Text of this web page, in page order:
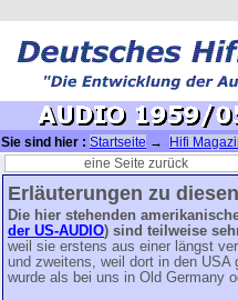
Sie sind hier : Startseite → Hifi
(US 1947)→-(US) AUDIO Magazin
eine Seite zurück
Erläuterungen zu
Die hier stehenden
der US-AUDIO) sind teilweise
weil sie erstens aus einer längst
und zweitens, weil dort in den USA
wurde als bei uns in Old Germany